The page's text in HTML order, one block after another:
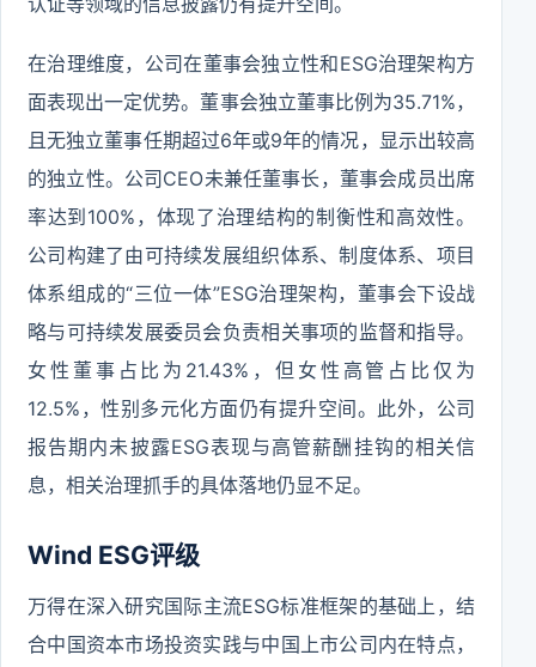
在治理维度，公司在董事会独立性和ESG治理架构方
面表现出一定优势。董事会独立董事比例为35.71%，
且无独立董事任期超过6年或9年的情况，显示出较高
的独立性。公司CEO未兼任董事长，董事会成员出席
率达到100%，体现了治理结构的制衡性和高效性。
公司构建了由可持续发展组织体系、制度体系、项目
体系组成的“三位一体”ESG治理架构，董事会下设战
略与可持续发展委员会负责相关事项的监督和指导。
女性董事占比为21.43%，但女性高管占比仅为
12.5%，性别多元化方面仍有提升空间。此外，公司
报告期内未披露ESG表现与高管薪酬挂钩的相关信
息，相关治理抓手的具体落地仍显不足。
Wind ESG评级
万得在深入研究国际主流ESG标准框架的基础上，结
合中国资本市场投资实践与中国上市公司内在特点，